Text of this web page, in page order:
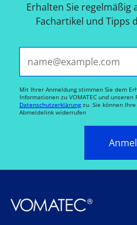
Erhalten Sie
Fachartikel und Tipps
Mit Ihrer Anmeldung stimmen Sie dem
Informationen zu VOMATEC und
Datenschutzerklärungzu. Sie können
Abmeldelink widerrufen